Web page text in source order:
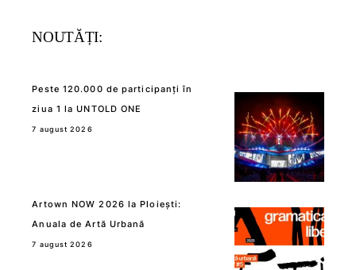
NOUTĂȚI:
Peste 120.000 de participanți în
ziua 1 la UNTOLD ONE
7 august 2026
Artown NOW 2026 la Ploiești:
Anuala de Artă Urbană
7 august 2026